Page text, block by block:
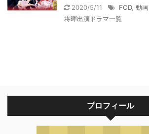
2020/5/11 FOD, 動画
将暉出演ドラマ一覧
プロフィール